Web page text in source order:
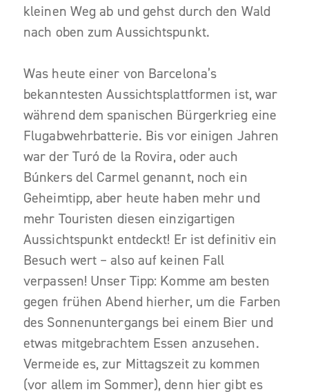
kleinen Weg ab und gehst durch den Wald
nach oben zum Aussichtspunkt.
Was heute einer von Barcelona’s
bekanntesten Aussichtsplattformen ist, war
während dem spanischen Bürgerkrieg eine
Flugabwehrbatterie. Bis vor einigen Jahren
war der Turó de la Rovira, oder auch
Búnkers del Carmel genannt, noch ein
Geheimtipp, aber heute haben mehr und
mehr Touristen diesen einzigartigen
Aussichtspunkt entdeckt! Er ist definitiv ein
Besuch wert – also auf keinen Fall
verpassen! Unser Tipp: Komme am besten
gegen frühen Abend hierher, um die Farben
des Sonnenuntergangs bei einem Bier und
etwas mitgebrachtem Essen anzusehen.
Vermeide es, zur Mittagszeit zu kommen
(vor allem im Sommer), denn hier gibt es